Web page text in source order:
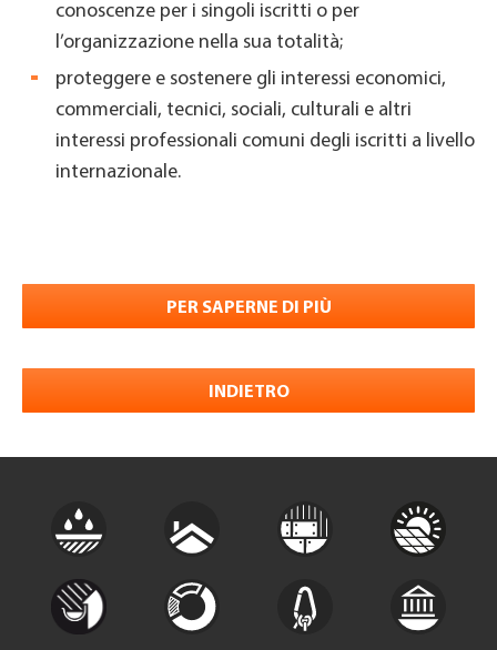
conoscenze per i singoli iscritti o per
l’organizzazione nella sua totalità;
proteggere e sostenere gli interessi economici,
commerciali, tecnici, sociali, culturali e altri
interessi professionali comuni degli iscritti a livello
internazionale.
PER SAPERNE DI PIÙ
INDIETRO